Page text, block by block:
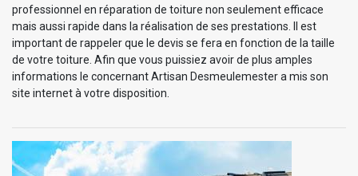
professionnel en réparation de toiture non seulement efficace
mais aussi rapide dans la réalisation de ses prestations. Il est
important de rappeler que le devis se fera en fonction de la taille
de votre toiture. Afin que vous puissiez avoir de plus amples
informations le concernant Artisan Desmeulemester a mis son
site internet à votre disposition.